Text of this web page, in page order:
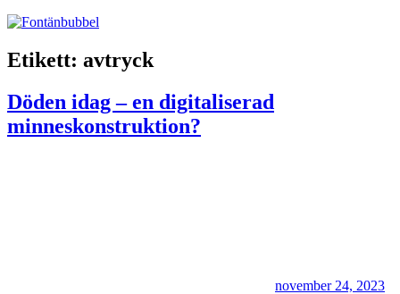
Etikett: avtryck
Döden idag – en digitaliserad
minneskonstruktion?
november 24, 2023